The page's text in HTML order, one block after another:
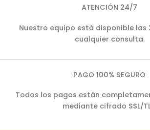
ATENCIÓN 24/7
Nuestro equipo está disponible las
cualquier consulta.
PAGO 100% SEGURO
Todos los pagos están
mediante cifrado SSL/